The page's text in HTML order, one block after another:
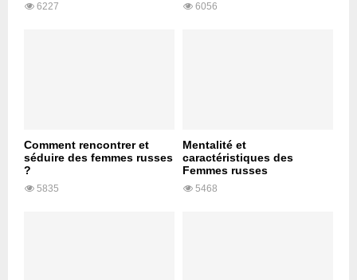
6227 6056
Comment rencontrer et
séduire des femmes russes
?
5835
Mentalité et
caractéristiques des
Femmes russes
5468